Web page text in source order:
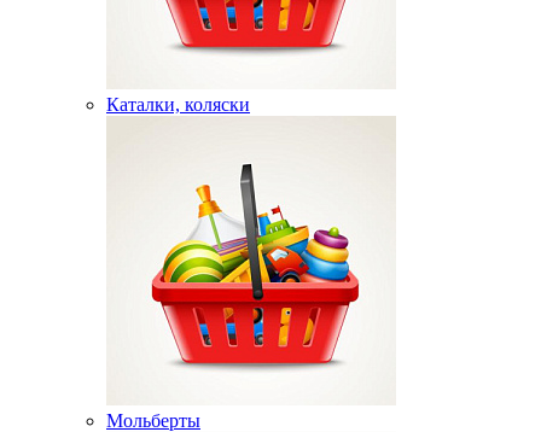
Каталки, коляски
Мольберты